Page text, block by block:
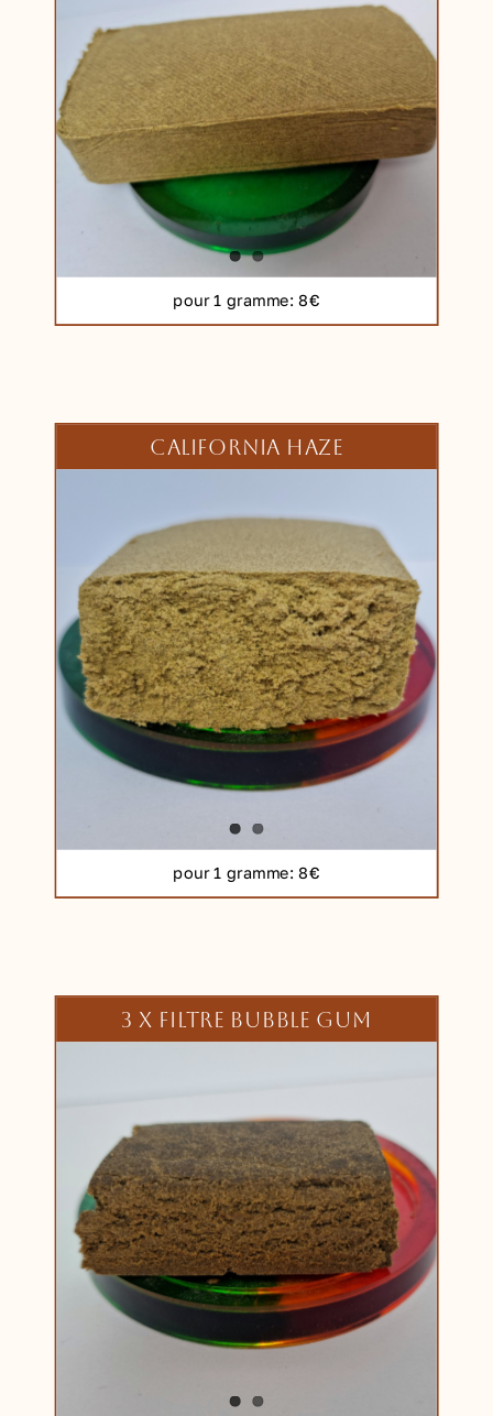
pour 1 gramme: 8€
CALIFORNIA HAZE
pour 1 gramme: 8€
3 X FILTRE BUBBLE GUM